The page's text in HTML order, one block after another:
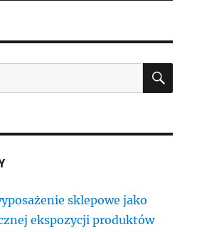
sklepowe jako
ekspozycji produktów